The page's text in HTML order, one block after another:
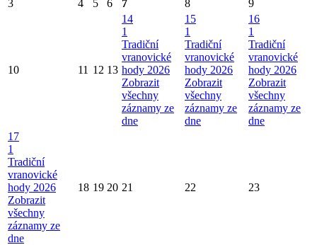
3 4 5 6 7 8 9
10 11 12 13
14
1
Tradiční
vranovické
hody 2026
Zobrazit
všechny
záznamy ze
dne
15
1
Tradiční
vranovické
hody 2026
Zobrazit
všechny
záznamy ze
dne
16
1
Tradiční
vranovické
hody 2026
Zobrazit
všechny
záznamy ze
dne
17
1
Tradiční
vranovické
hody 2026
Zobrazit
všechny
záznamy ze
dne
18 19 20 21 22 23